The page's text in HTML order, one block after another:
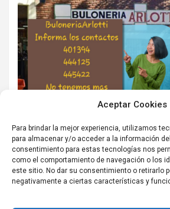
Aceptar Cookies
Para brindar la mejor experiencia, utilizamos
para almacenar y/o acceder a la información
consentimiento para estas tecnologías nos
como el comportamiento de navegación o los
este sitio. No dar su consentimiento o retirarlo
negativamente a ciertas características y